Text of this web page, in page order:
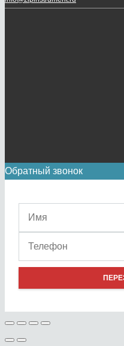
Обратный звонок